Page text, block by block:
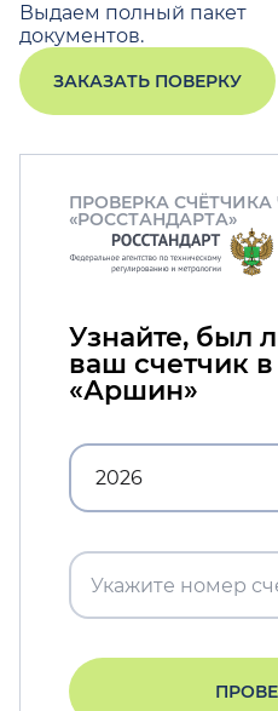
Выдаем полный пакет
документов.
ЗАКАЗАТЬ ПОВЕРКУ
ПРОВЕРКА СЧЁТЧИКА
«РОССТАНДАРТА»
Узнайте, был
ваш счетчик
«Аршин»